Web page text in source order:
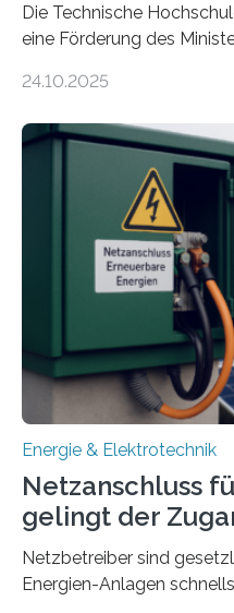
Die Technische
eine Förderung des
Forschungsprojekt
Quartieren“ eingeworben.
Entwicklung, Erprobung
Konzepten zur
sektorübergreifend
Projekt startete am 15.
von drei Jahren und ein
Millionen Euro, wovon
Ministerium für Umwelt,
24.10.2025
Energie & Elektrotechnik
Netzanschluss
gelingt der
Netzbetreiber sind
Energien-Anlagen